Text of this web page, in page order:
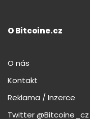
O Bitcoine.cz
O nás
Kontakt
Reklama / Inzerce
Twitter @Bitcoine_cz